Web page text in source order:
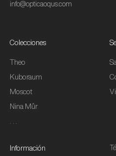
info@opticaoqus.com
Colecciones
Theo
Kuboraum
Moscot
Nina Mûr
Información